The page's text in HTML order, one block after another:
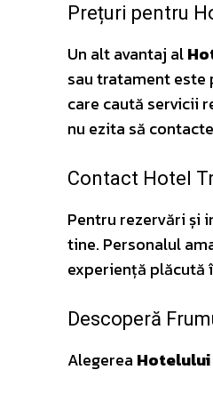
Prețuri pentru
Un alt avantaj al
sau tratament este
care caută servicii
nu ezita să
Contact Hotel
Pentru rezervări și
tine. Personalul
experiență plăcută
Descoperă
Alegerea Hotelului